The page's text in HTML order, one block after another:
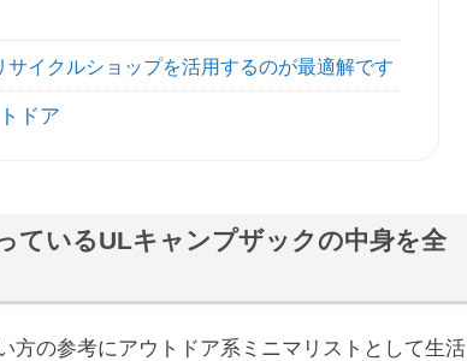
イクルショップを活用するのが最適解です
ドア
ているULキャンプザックの中身を全
方の参考にアウトドア系ミニマリストとして生活